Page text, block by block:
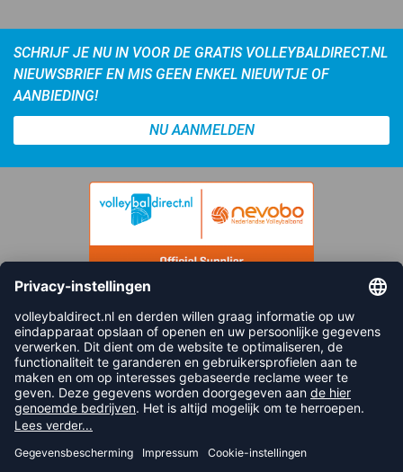
SCHRIJF JE NU IN VOOR DE GRATIS VOLLEYBALDIRECT.NL
NIEUWSBRIEF EN MIS GEEN ENKEL NIEUWTJE OF
AANBIEDING!
NU AANMELDEN
FOLLOW US